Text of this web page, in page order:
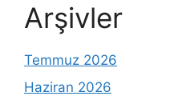
Arşivler
Temmuz 2026
Haziran 2026